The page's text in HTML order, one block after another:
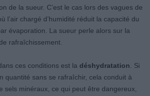
de la sueur. C’est le cas lors des vagues de
l’air chargé d’humidité réduit la capacité du
évaporation. La sueur perle alors sur la
rafraîchissement.
ces conditions est la déshydratation . Si
quantité sans se rafraîchir, cela conduit à
sels minéraux, ce qui peut être dangereux,